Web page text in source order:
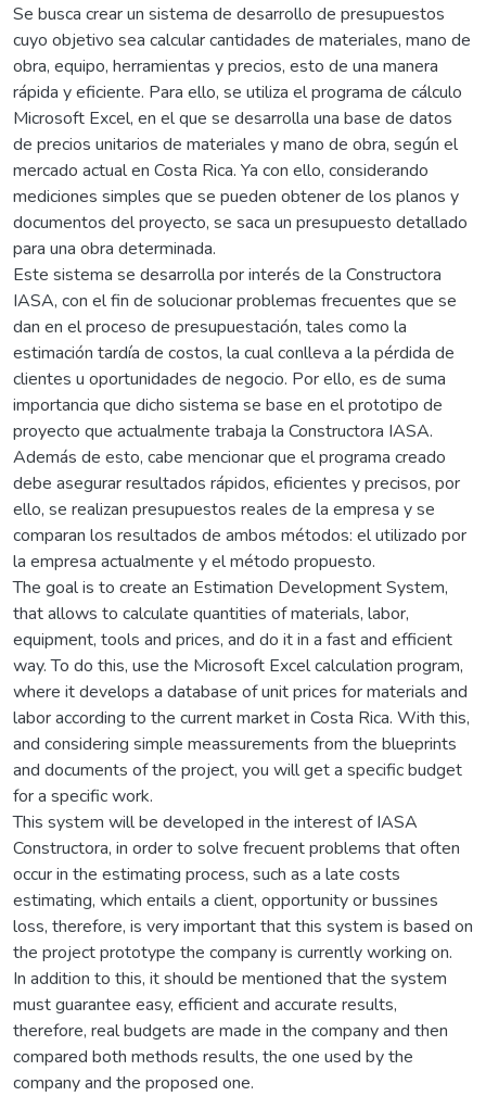
Se busca crear un sistema de desarrollo de presupuestos
cuyo objetivo sea calcular cantidades de materiales, mano de
obra, equipo, herramientas y precios, esto de una manera
rápida y eficiente. Para ello, se utiliza el programa de cálculo
Microsoft Excel, en el que se desarrolla una base de datos
de precios unitarios de materiales y mano de obra, según el
mercado actual en Costa Rica. Ya con ello, considerando
mediciones simples que se pueden obtener de los planos y
documentos del proyecto, se saca un presupuesto detallado
para una obra determinada.
Este sistema se desarrolla por interés de la Constructora
IASA, con el fin de solucionar problemas frecuentes que se
dan en el proceso de presupuestación, tales como la
estimación tardía de costos, la cual conlleva a la pérdida de
clientes u oportunidades de negocio. Por ello, es de suma
importancia que dicho sistema se base en el prototipo de
proyecto que actualmente trabaja la Constructora IASA.
Además de esto, cabe mencionar que el programa creado
debe asegurar resultados rápidos, eficientes y precisos, por
ello, se realizan presupuestos reales de la empresa y se
comparan los resultados de ambos métodos: el utilizado por
la empresa actualmente y el método propuesto.
The goal is to create an Estimation Development System,
that allows to calculate quantities of materials, labor,
equipment, tools and prices, and do it in a fast and efficient
way. To do this, use the Microsoft Excel calculation program,
where it develops a database of unit prices for materials and
labor according to the current market in Costa Rica. With this,
and considering simple meassurements from the blueprints
and documents of the project, you will get a specific budget
for a specific work.
This system will be developed in the interest of IASA
Constructora, in order to solve frecuent problems that often
occur in the estimating process, such as a late costs
estimating, which entails a client, opportunity or bussines
loss, therefore, is very important that this system is based on
the project prototype the company is currently working on.
In addition to this, it should be mentioned that the system
must guarantee easy, efficient and accurate results,
therefore, real budgets are made in the company and then
compared both methods results, the one used by the
company and the proposed one.